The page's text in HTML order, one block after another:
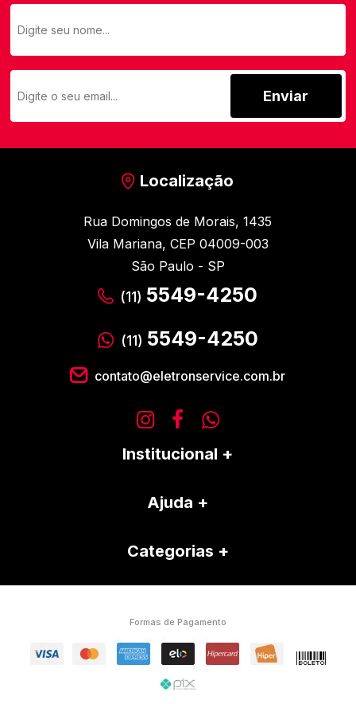
Enviar
Localização
Rua Domingos de Morais, 1435
Vila Mariana, CEP 04009-003
São Paulo - SP
(11) 5549-4250
(11) 5549-4250
contato@eletronservice.com.br
Institucional
Ajuda
Categorias
Formas de Pagamento